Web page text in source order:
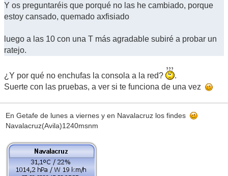
Y os preguntaréis que porqué no las he cambiado, porque
estoy cansado, quemado axfisiado
luego a las 10 con una T más agradable subiré a probar un
ratejo.
¿Y por qué no enchufas la consola a la red?
.
Suerte con las pruebas, a ver si te funciona de una vez
En Getafe de lunes a viernes y en Navalacruz los findes
Navalacruz(Avila)1240msnm